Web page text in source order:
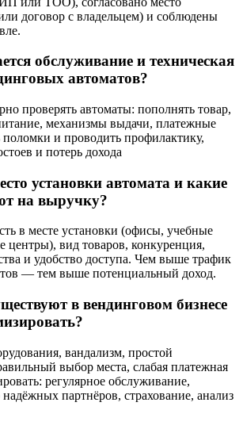
договор с владельцем) и соблюдены
обслуживание и техническая
автоматов?
проверять автоматы: пополнять товар,
механизмы выдачи, платежные
поломки и проводить профилактику,
и потерь дохода
установки автомата и какие
на выручку?
в месте установки (офисы, учебные
центры), вид товаров, конкуренция,
и удобство доступа. Чем выше трафик
— тем выше потенциальный доход.
в вендинговом бизнесе
вандализм, простой
выбор места, слабая платежная
регулярное обслуживание,
партнёров, страхование, анализ